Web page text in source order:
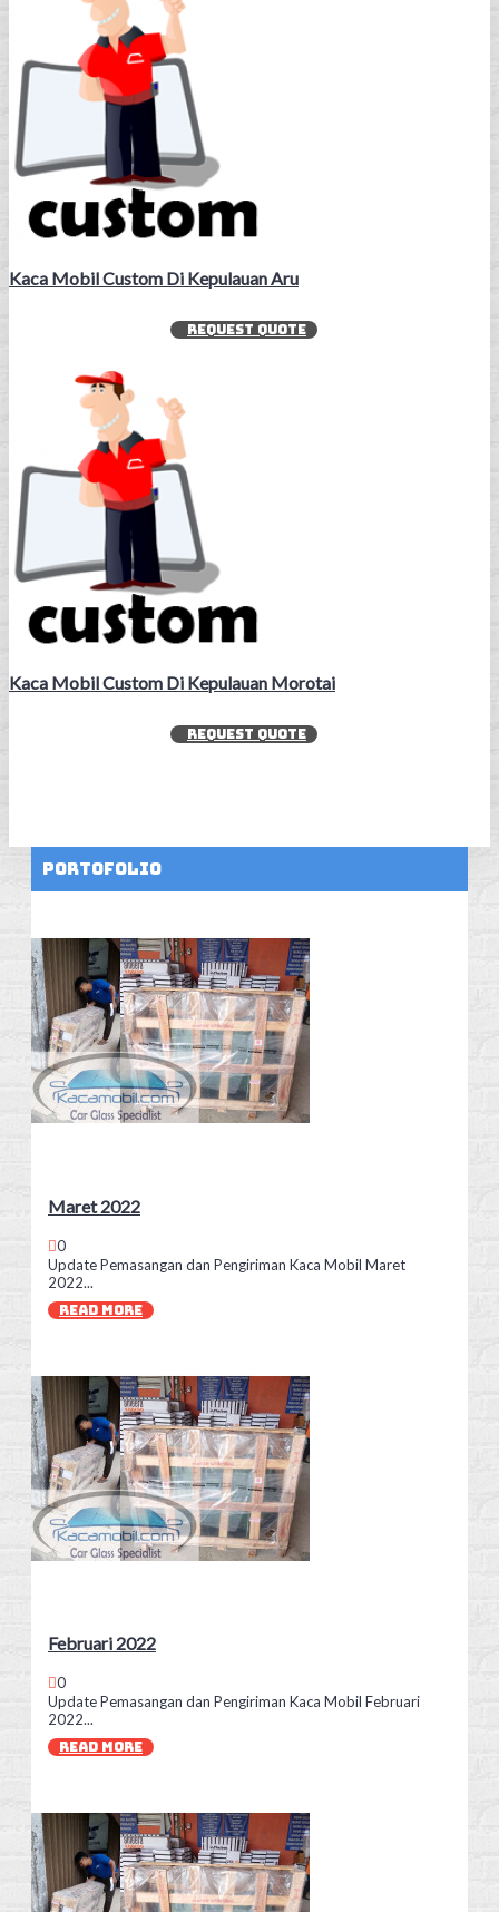
Kaca Mobil Custom Di Kepulauan Aru
REQUEST QUOTE
Kaca Mobil Custom Di Kepulauan Morotai
REQUEST QUOTE
Portofolio
Maret 2022
0
Update Pemasangan dan Pengiriman Kaca Mobil Maret
2022...
READ MORE
Februari 2022
0
Update Pemasangan dan Pengiriman Kaca Mobil Februari
2022...
READ MORE